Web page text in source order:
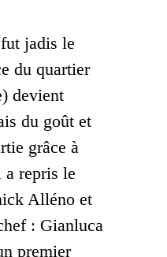
jadis le
du quartier
devient
du goût et
grâce à
a repris le
Alléno et
: Gianluca
premier